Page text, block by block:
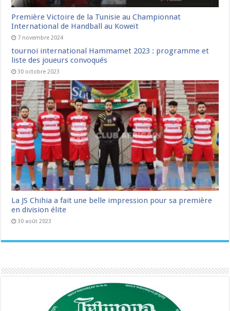
Première Victoire de la Tunisie au Championnat
International de Handball au Koweït
7 novembre 2024
tournoi international Hammamet 2023 : programme et
liste des joueurs convoqués
30 octobre 2023
La JS Chihia a fait une belle impression pour sa première
en division élite
30 août 2023